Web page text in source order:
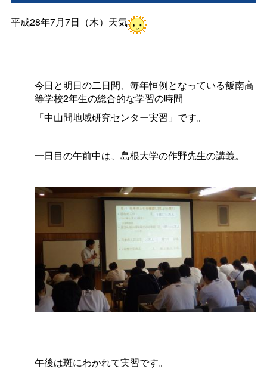
平成28年7月7日（木）天気
今日と明日の二日間、毎年恒例となっている飯南高
等学校2年生の総合的な学習の時間
「中山間地域研究センター実習」です。
一日目の午前中は、島根大学の作野先生の講義。
午後は斑にわかれて実習です。